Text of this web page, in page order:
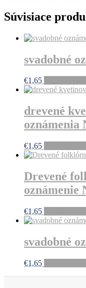
Súvisiace
svadobné
€1,65
drevené
oznámenia
€1,65
Drevené
oznámenie
€1,65
svadobné
€1,65